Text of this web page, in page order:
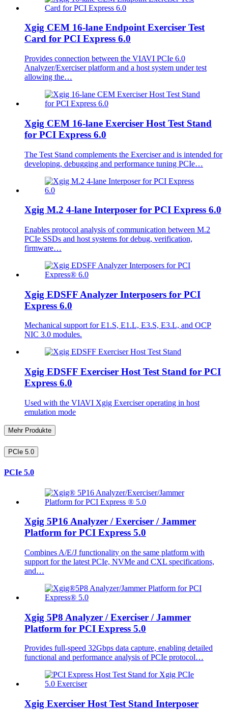
Xgig CEM 16-lane Endpoint Exerciser Test
Card for PCI Express 6.0
Provides connection between the VIAVI PCIe 6.0
Analyzer/Exerciser platform and a host system under test
allowing the…
Xgig CEM 16-lane Exerciser Host Test Stand
for PCI Express 6.0
The Test Stand complements the Exerciser and is intended for
developing, debugging and performance tuning PCIe…
Xgig M.2 4-lane Interposer for PCI Express 6.0
Enables protocol analysis of communication between M.2
PCIe SSDs and host systems for debug, verification,
firmware…
Xgig EDSFF Analyzer Interposers for PCI
Express 6.0
Mechanical support for E1.S, E1.L, E3.S, E3.L, and OCP
NIC 3.0 modules.
Xgig EDSFF Exerciser Host Test Stand for PCI
Express 6.0
Used with the VIAVI Xgig Exerciser operating in host
emulation mode
Mehr Produkte
PCIe 5.0
PCIe 5.0
Xgig 5P16 Analyzer / Exerciser / Jammer
Platform for PCI Express 5.0
Combines A/E/J functionality on the same platform with
support for the latest PCIe, NVMe and CXL specifications,
and…
Xgig 5P8 Analyzer / Exerciser / Jammer
Platform for PCI Express 5.0
Provides full-speed 32Gbps data capture, enabling detailed
functional and performance analysis of PCIe protocol…
Xgig Exerciser Host Test Stand Interposer